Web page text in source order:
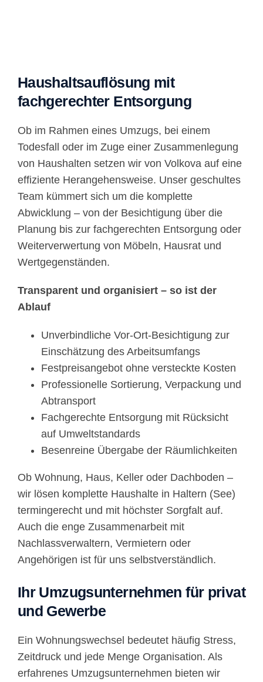
Haushaltsauflösung mit
fachgerechter Entsorgung
Ob im Rahmen eines Umzugs, bei einem
Todesfall oder im Zuge einer Zusammenlegung
von Haushalten setzen wir von Volkova auf eine
effiziente Herangehensweise. Unser geschultes
Team kümmert sich um die komplette
Abwicklung – von der Besichtigung über die
Planung bis zur fachgerechten Entsorgung oder
Weiterverwertung von Möbeln, Hausrat und
Wertgegenständen.
Transparent und organisiert – so ist der
Ablauf
Unverbindliche Vor-Ort-Besichtigung zur
Einschätzung des Arbeitsumfangs
Festpreisangebot ohne versteckte Kosten
Professionelle Sortierung, Verpackung und
Abtransport
Fachgerechte Entsorgung mit Rücksicht
auf Umweltstandards
Besenreine Übergabe der Räumlichkeiten
Ob Wohnung, Haus, Keller oder Dachboden –
wir lösen komplette Haushalte in Haltern (See)
termingerecht und mit höchster Sorgfalt auf.
Auch die enge Zusammenarbeit mit
Nachlassverwaltern, Vermietern oder
Angehörigen ist für uns selbstverständlich.
Ihr Umzugsunternehmen für privat
und Gewerbe
Ein Wohnungswechsel bedeutet häufig Stress,
Zeitdruck und jede Menge Organisation. Als
erfahrenes Umzugsunternehmen bieten wir